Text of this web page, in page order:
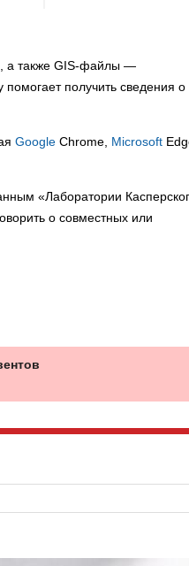
а также GIS-файлы —
получить сведения о
Google Chrome, Microsoft
«Лаборатории
о совместных или